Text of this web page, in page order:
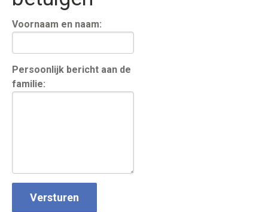
Voornaam en naam:
Persoonlijk bericht aan de
familie: